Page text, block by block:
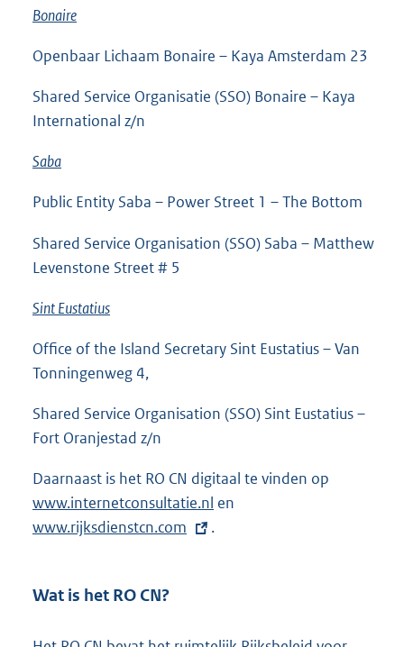
Bonaire
Openbaar Lichaam Bonaire – Kaya Amsterdam 23
Shared Service Organisatie (SSO) Bonaire – Kaya
International z/n
Saba
Public Entity Saba – Power Street 1 – The Bottom
Shared Service Organisation (SSO) Saba – Matthew
Levenstone Street # 5
Sint Eustatius
Office of the Island Secretary Sint Eustatius – Van
Tonningenweg 4,
Shared Service Organisation (SSO) Sint Eustatius –
Fort Oranjestad z/n
Daarnaast is het RO CN digitaal te vinden op
www.internetconsultatie.nl en
www.rijksdienstcn.com .
Wat is het RO CN?